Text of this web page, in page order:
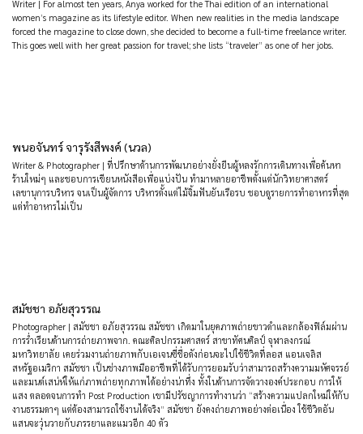
Writer | For almost ten years, Anya worked for the Thai edition of an international
women’s magazine as its lifestyle editor. When new realities in the media landscape
forced the magazine to close down, she decided to become a full-time freelance writer.
This goes well with her great passion for travel; she lists “traveler” as one of her jobs.
พนอจันทร์ จารุรังสีพงค์ (นวล)
Writer & Photographer | ที่ปรึกษาด้านการพัฒนาอย่างยั่งยืนผู้หลงรักการเดินทางเพื่อค้นหา
ร้านใหม่ๆ และชอบการเขียนหนังสือเพื่อแบ่งปัน ทำมาหลายอาชีพตั้งแต่นักวิทยาศาสตร์
เลขานุการบริหาร จนเป็นผู้จัดการ บริหารตั้งแต่ไม้จิ้มฟันยันเรือรบ ชอบดูรายการทำอาหารที่สุด
แต่ทำอาหารไม่เป็น
สมัชชา อภัยสุวรรณ
Photographer | สมัชชา อภัยสุวรรณ สมัชชา เกิดมาในยุคภาพถ่ายขาวดำและกล้องฟิล์มผ่าน
การร่ำเรียนด้านการถ่ายภาพจาก. คณะศิลปกรรมศาสตร์ สาขาทัศนศิลป์ จุฬาลงกรณ์
มหาวิทยาลัย เคยร่วมงานถ่ายภาพกับเอเจนซี่ชื่อดังก่อนจะไปใช้ชีวิตที่ลอส แอนเจลิส
สหรัฐอเมริกา สมัชชา เป็นช่างภาพมืออาชีพที่ได้รับการยอมรับว่าสามารถสร้างความมหัศจรรย์
และมนต์เสน่ห์ให้แก่ภาพถ่ายทุกภาพได้อย่างน่าทึ่ง ทั้งในด้านการจัดวางองค์ประกอบ การให้
แสง ตลอดจนการทำ Post Production เขามีปรัชญาการทำงานว่า “สร้างความแปลกใหม่ให้กับ
งานธรรมดาๆ แต่ต้องสามารถใช้งานได้จริง” สมัชชา ยังคงถ่ายภาพอย่างต่อเนื่อง ใช้ชีวิตอัน
แสนจะวุ่นวายกับภรรยาและแมวอีก 40 ตัว